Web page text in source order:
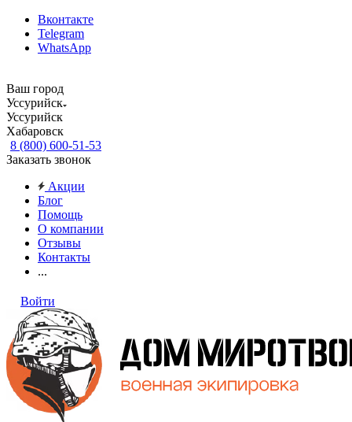
Вконтакте
Telegram
WhatsApp
Ваш город
Уссурийск
Уссурийск
Хабаровск
8 (800) 600-51-53
Заказать звонок
Акции
Блог
Помощь
О компании
Отзывы
Контакты
...
Войти